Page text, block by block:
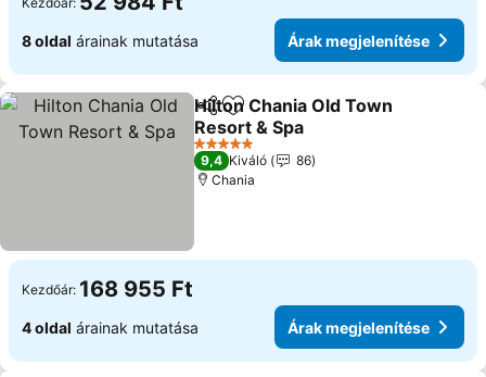
8 oldal árainak mutatása Árak megjelenítése
Megosztás
Hozzáadás a kedvencekhez
Hilton Chania Old Town
Resort & Spa
5 Kategória
9,4 Kiváló
86
Chania
Kezdőár: 168 955 Ft
4 oldal árainak mutatása Árak megjelenítése